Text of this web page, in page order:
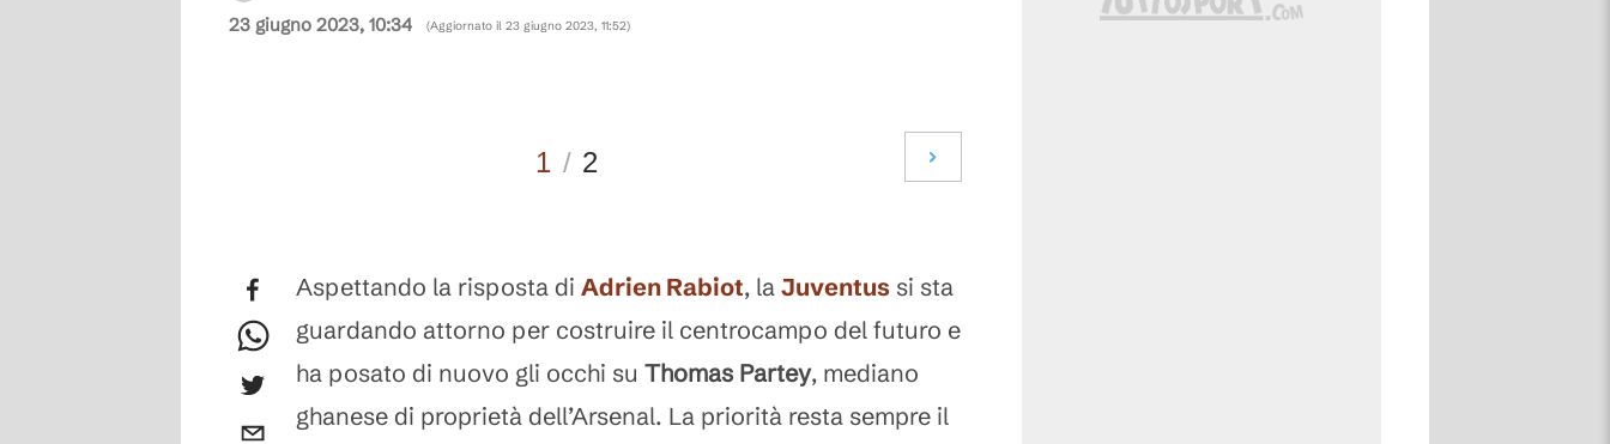
23 giugno 2023, 10:34 (Aggiornato il 23 giugno 2023, 11:52)
1 / 2
Aspettando la risposta di Adrien Rabiot, la Juventus si sta
guardando attorno per costruire il centrocampo del futuro e
ha posato di nuovo gli occhi su Thomas Partey, mediano
ghanese di proprietà dell’Arsenal. La priorità resta sempre il